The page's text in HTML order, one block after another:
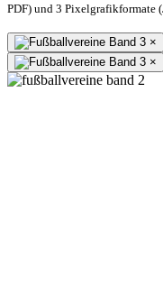
PDF) und 3 Pixelgrafikformate
×
×